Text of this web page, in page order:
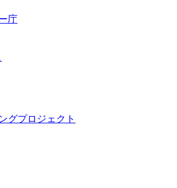
庁
グプロジェクト